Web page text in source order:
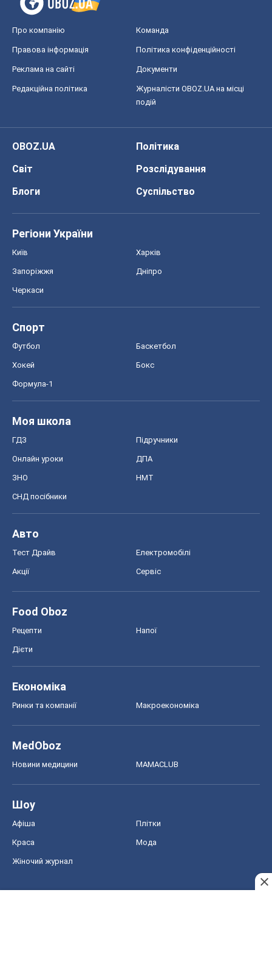
Про компанію Команда
Правова інформація Політика конфіденційності
Реклама на сайті Документи
Редакційна політика
Журналісти OBOZ.UA на місці
подій
OBOZ.UA
Політика
Світ
Розслідування
Блоги
Суспільство
Регіони України
Київ Харків
Запоріжжя Дніпро
Черкаси
Спорт
Футбол Баскетбол
Хокей Бокс
Формула-1
Моя школа
ГДЗ Підручники
Онлайн уроки ДПА
ЗНО НМТ
СНД посібники
Авто
Тест Драйв Електромобілі
Акції Сервіс
Food Oboz
Рецепти Напої
Дієти
Економіка
Ринки та компанії Макроекономіка
MedOboz
Новини медицини MAMACLUB
Шоу
Афіша Плітки
Краса Мода
Жіночий журнал